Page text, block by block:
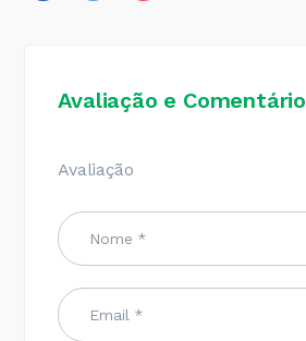
Avaliação e Comentário
Avaliação